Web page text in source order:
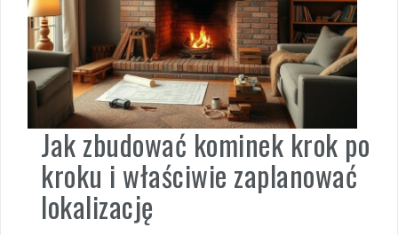
Jak zbudować kominek krok po
kroku i właściwie zaplanować
lokalizację